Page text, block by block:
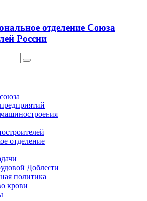
отделение Союза
России
отделение
Доблести
политика
крови